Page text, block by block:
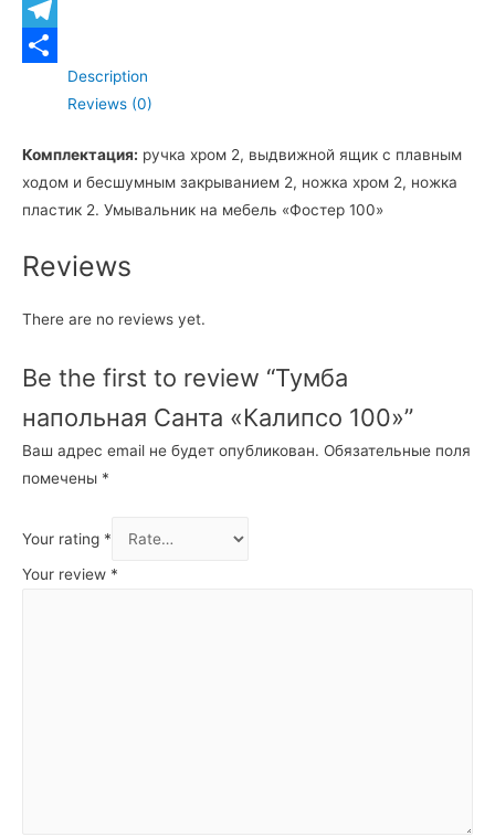
WhatsApp
Telegram
ОтправитьDescription
Reviews (0)
Комплектация: ручка хром 2, выдвижной ящик с плавным
ходом и бесшумным закрыванием 2, ножка хром 2, ножка
пластик 2. Умывальник на мебель «Фостер 100»
Reviews
There are no reviews yet.
Be the first to review “Тумба
напольная Санта «Калипсо 100»”
Ваш адрес email не будет опубликован. Обязательные поля
помечены *
Your rating *
Your review *